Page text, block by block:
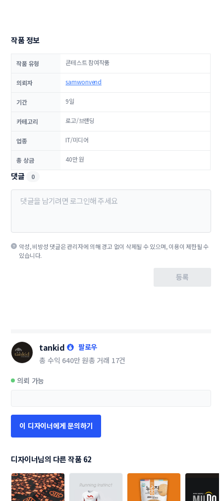
작품 정보
작품 유형 콘테스트 참여작품
의뢰자 samwonvend
기간 9일
카테고리 로고/브랜딩
업종 IT/미디어
총 상금 40만 원
댓글 0
악성, 비방성 댓글은 관리자에 의해 경고 없이 삭제될 수 있으며, 이용이 제한될 수
있습니다.
등록
tankid
팔로우
총 수익 640만 원총 거래 17건
의뢰 가능
이 디자이너에게 문의하기
디자이너님의 다른 작품 62